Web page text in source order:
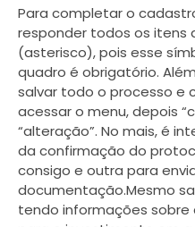
Para completar o
responder todos os itens
(asterisco), pois esse
quadro é obrigatório.
salvar todo o processo e
acessar o menu, depois
“alteração”. No mais, é
da confirmação do
consigo e outra para
documentação.Mesmo
tendo informações